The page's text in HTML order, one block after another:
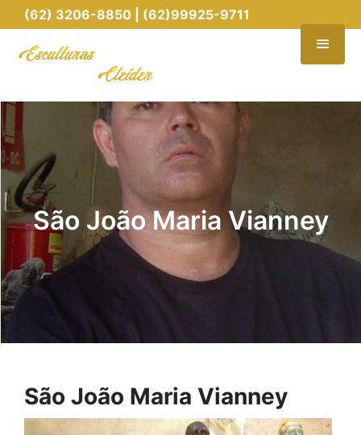
(62) 3206-8850 | (62)99925-9711
São João Maria Vianney
São João Maria Vianney